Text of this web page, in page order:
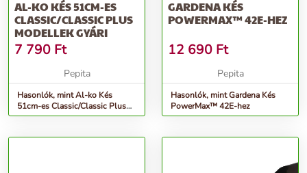
AL-KO KÉS 51CM-ES
CLASSIC/CLASSIC PLUS
MODELLEK GYÁRI
7 790 Ft
Pepita
Hasonlók, mint Al-ko Kés
51cm-es Classic/Classic Plus
modellek Gyári
GARDENA KÉS
POWERMAX™ 42E-HEZ
12 690 Ft
Pepita
Hasonlók, mint Gardena Kés
PowerMax™ 42E-hez